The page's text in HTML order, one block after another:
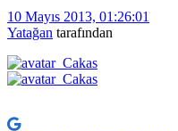
10 Mayıs 2013, 01:26:01
Yatağan tarafından